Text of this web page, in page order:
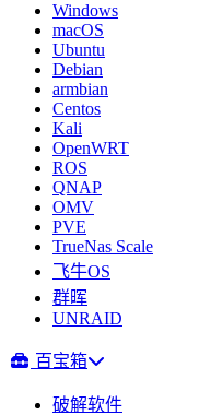
Windows
macOS
Ubuntu
Debian
armbian
Centos
Kali
OpenWRT
ROS
QNAP
OMV
PVE
TrueNas Scale
飞牛OS
群晖
UNRAID
百宝箱
破解软件